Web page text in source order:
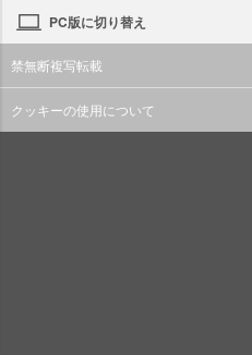
PC版に切り替え
禁無断複写転載
クッキーの使用について